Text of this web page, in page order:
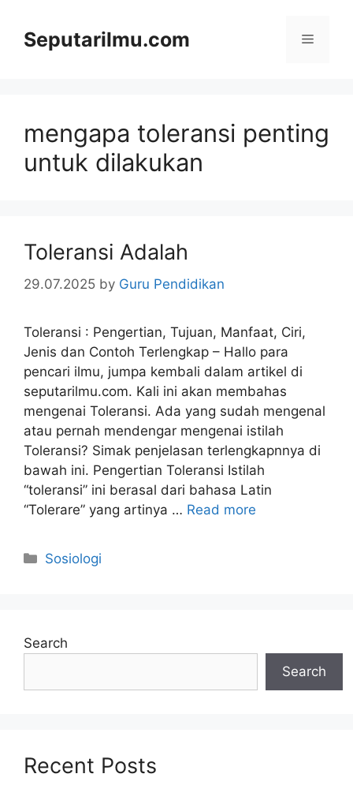
contentSeputarilmu.com Menu
mengapa toleransi penting
untuk dilakukan
Toleransi Adalah
29.07.2025 by Guru Pendidikan
Toleransi : Pengertian, Tujuan, Manfaat, Ciri,
Jenis dan Contoh Terlengkap – Hallo para
pencari ilmu, jumpa kembali dalam artikel di
seputarilmu.com. Kali ini akan membahas
mengenai Toleransi. Ada yang sudah mengenal
atau pernah mendengar mengenai istilah
Toleransi? Simak penjelasan terlengkapnnya di
bawah ini. Pengertian Toleransi Istilah
“toleransi” ini berasal dari bahasa Latin
“Tolerare” yang artinya … Read more
Categories
Sosiologi
Search
Search
Recent Posts